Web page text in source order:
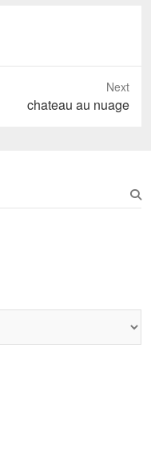
Next
chateau au nuage